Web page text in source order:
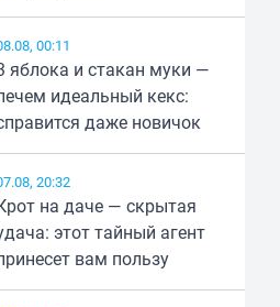
00:11
яблока и стакан муки —
идеальный кекс:
даже новичок
20:32
на даче — скрытая
этот тайный агент
вам пользу